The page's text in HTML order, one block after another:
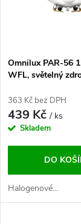
p
r
o
u
s
p
r
o
d
u
Omnilux PAR-56
WFL, světelný
363 Kč bez DPH
439 Kč/ ks
Skladem
DO
Halogenové...